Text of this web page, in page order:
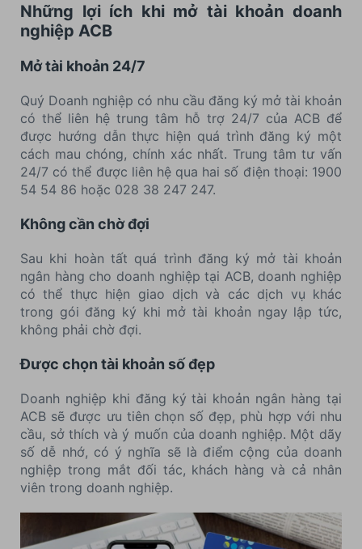
Những lợi ích khi mở tài khoản doanh
nghiệp ACB
Mở tài khoản 24/7
Quý Doanh nghiệp có nhu cầu đăng ký mở tài khoản
có thể liên hệ trung tâm hỗ trợ 24/7 của ACB để
được hướng dẫn thực hiện quá trình đăng ký một
cách mau chóng, chính xác nhất. Trung tâm tư vấn
24/7 có thể được liên hệ qua hai số điện thoại: 1900
54 54 86 hoặc 028 38 247 247.
Không cần chờ đợi
Sau khi hoàn tất quá trình đăng ký mở tài khoản
ngân hàng cho doanh nghiệp tại ACB, doanh nghiệp
có thể thực hiện giao dịch và các dịch vụ khác
trong gói đăng ký khi mở tài khoản ngay lập tức,
không phải chờ đợi.
Được chọn tài khoản số đẹp
Doanh nghiệp khi đăng ký tài khoản ngân hàng tại
ACB sẽ được ưu tiên chọn số đẹp, phù hợp với nhu
cầu, sở thích và ý muốn của doanh nghiệp. Một dãy
số dễ nhớ, có ý nghĩa sẽ là điểm cộng của doanh
nghiệp trong mắt đối tác, khách hàng và cả nhân
viên trong doanh nghiệp.